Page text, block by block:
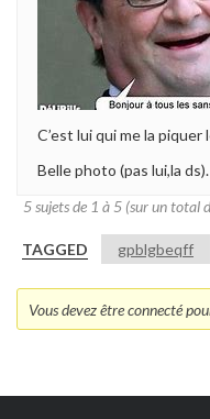
C’est lui qui me la
Belle photo (pas lui,la ds).
5 sujets de 1 à 5 (sur un total
TAGGED gpblgbeqff
Vous devez être connecté